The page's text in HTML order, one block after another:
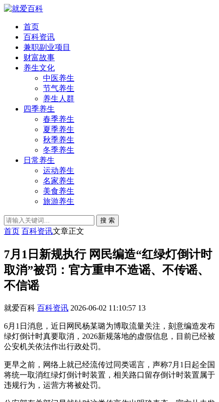
首页
百科资讯
兼职副业项目
财富故事
养生文化
中医养生
节气养生
养生人群
四季养生
春季养生
夏季养生
秋季养生
冬季养生
日常养生
运动养生
名家养生
美食养生
旅游养生
搜 索
首页 百科资讯文章正文
7月1日新规执行 网民编造“红绿灯倒计时
取消”被罚：官方重申不造谣、不传谣、
不信谣
就爱百科 百科资讯 2026-06-02 11:10:57 13
6月1日消息，近日网民杨某璐为博取流量关注，刻意编造发布
绿灯倒计时真要取消，2026新规落地的虚假信息，目前已经被
公安机关依法作出行政处罚。
更早之前，网络上就已经流传过同类谣言，声称7月1日起全国
将统一取消红绿灯倒计时装置，相关路口留存倒计时装置属于
违规行为，运营方将被处罚。